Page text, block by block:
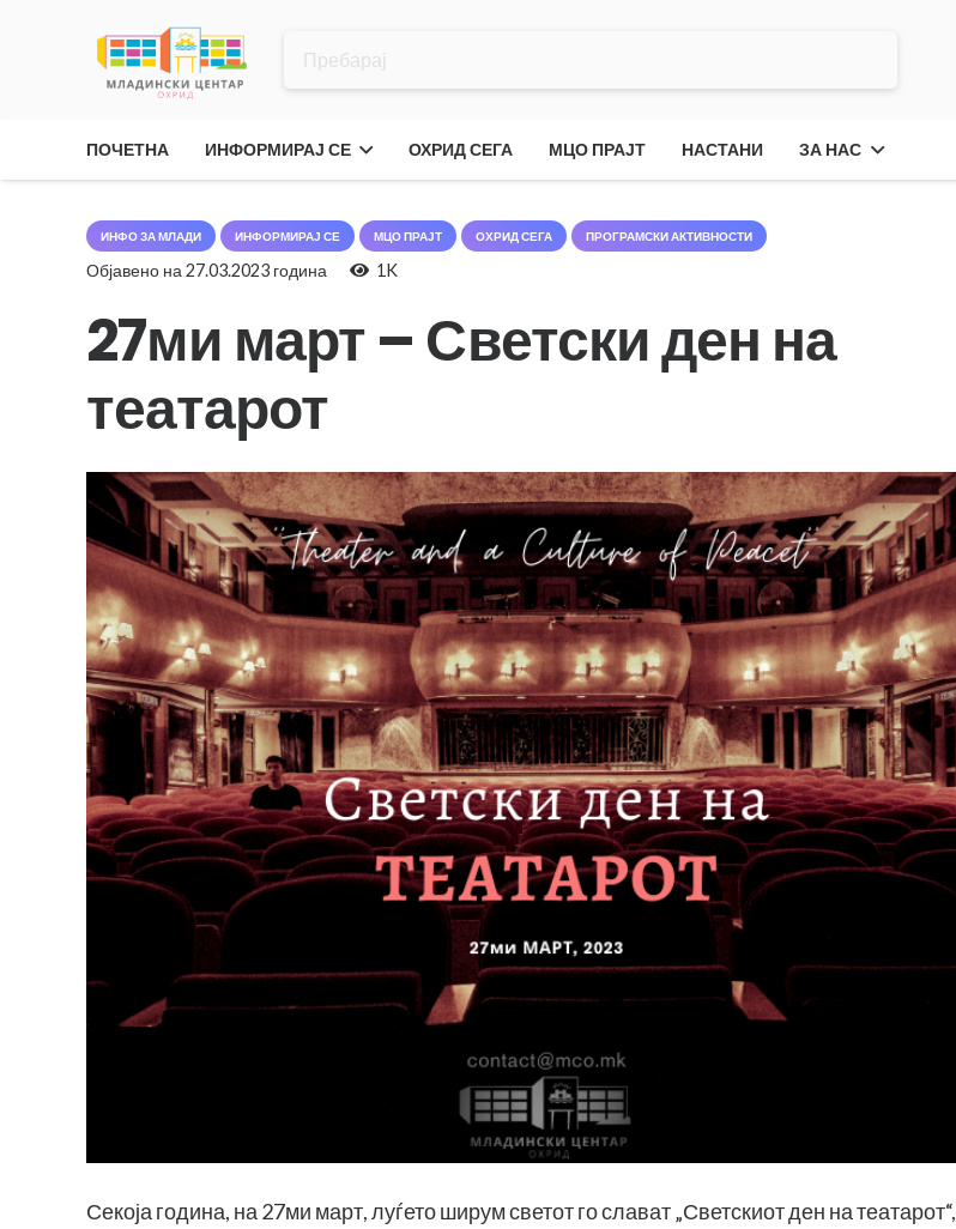
ПОЧЕТНА ИНФОРМИРАЈ СЕ ОХРИД СЕГА МЦО ПРАЈТ НАСТАНИ ЗА НАС
ИНФО ЗА МЛАДИ ИНФОРМИРАЈ СЕ МЦО ПРАЈТ ОХРИД СЕГА ПРОГРАМСКИ АКТИВНОСТИ
Објавено на 27.03.2023 година 1K
27ми март – Светски ден на
театарот
Секоја година, на 27ми март, луѓето ширум светот го слават „Светскиот ден на театарот“,